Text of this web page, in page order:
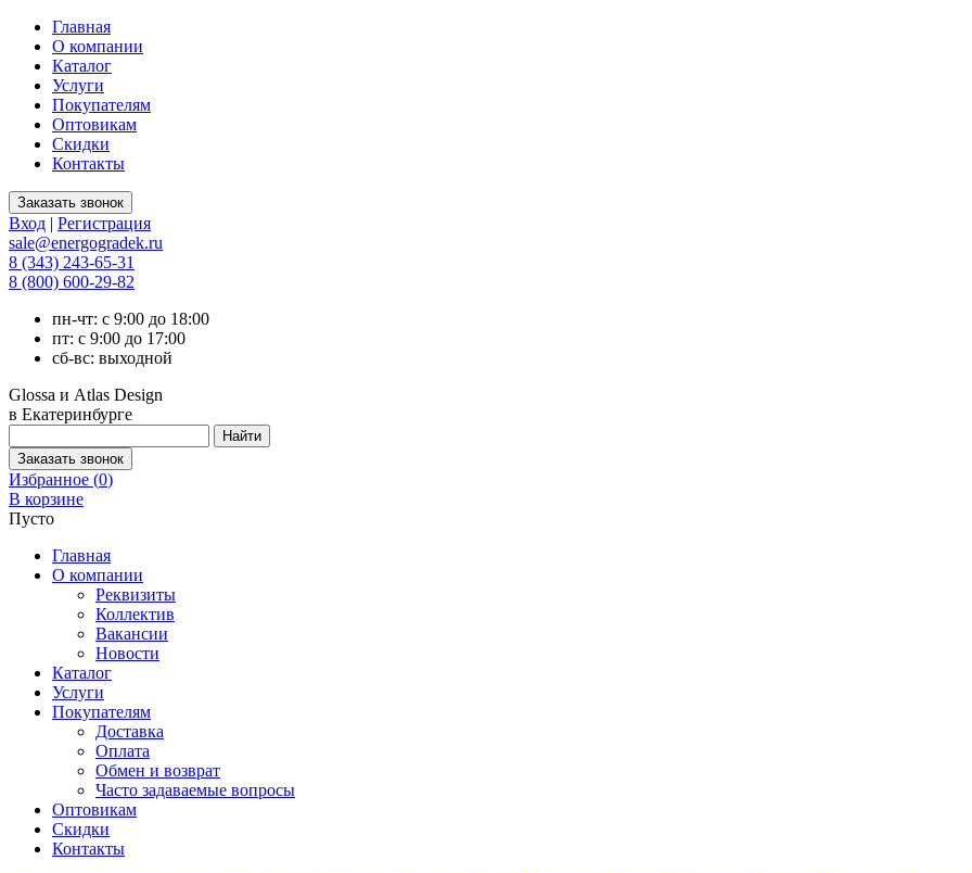
Главная
О компании
Каталог
Услуги
Покупателям
Оптовикам
Скидки
Контакты
Вход | Регистрация
sale@energogradek.ru
8 (343) 243-65-31
8 (800) 600-29-82
пн-чт: с 9:00 до 18:00
пт: с 9:00 до 17:00
сб-вс: выходной
Glossa и Atlas Design
в Екатеринбурге
Избранное (0)
В корзине
Пусто
Главная
О компании
Реквизиты
Коллектив
Вакансии
Новости
Каталог
Услуги
Покупателям
Доставка
Оплата
Обмен и возврат
Часто задаваемые вопросы
Оптовикам
Скидки
Контакты